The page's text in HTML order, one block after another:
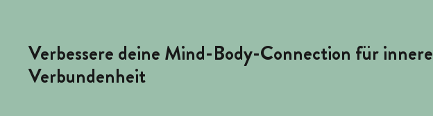
Verbessere deine Mind-Body-Connection für innere
Verbundenheit